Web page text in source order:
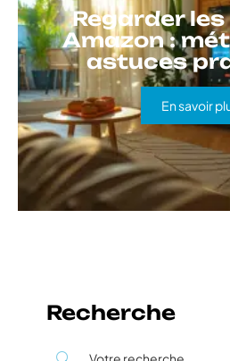
Regarder
Amazon :
astuces
En savoir
Recherche